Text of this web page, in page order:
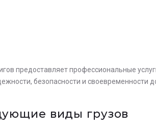
предоставляет профессиональные
безопасности и своевременности
виды грузов